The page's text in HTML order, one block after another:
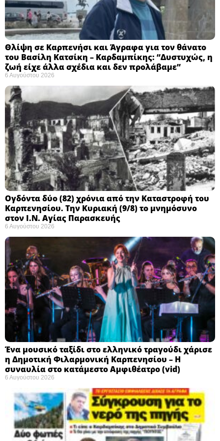
Θλίψη σε Καρπενήσι και Άγραφα για τον θάνατο
του Βασίλη Κατσίκη – Καρδαμπίκης: “Δυστυχώς, η
ζωή είχε άλλα σχέδια και δεν προλάβαμε”
6 Αυγούστου 2026
Ογδόντα δύο (82) χρόνια από την Καταστροφή του
Καρπενησίου. Την Κυριακή (9/8) το μνημόσυνο
στον Ι.Ν. Αγίας Παρασκευής
6 Αυγούστου 2026
Ένα μουσικό ταξίδι στο ελληνικό τραγούδι χάρισε
η Δημοτική Φιλαρμονική Καρπενησίου – Η
συναυλία στο κατάμεστο Αμφιθέατρο (vid)
6 Αυγούστου 2026